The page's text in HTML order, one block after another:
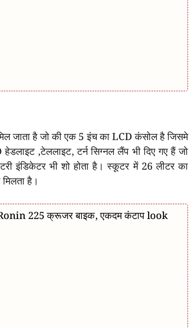
जाता है जो की एक 5 इंच का LCD कंसोल है जिसमे
,टेललाइट, टर्न सिग्नल लैंप भी दिए गए हैं जो
इंडिकेटर भी शो होता है। स्कूटर में 26 लीटर का
है।
Ronin 225 क्रूजर बाइक, एकदम कंटाप look